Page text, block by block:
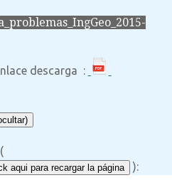
descarga :
aqui para recargar la página ):